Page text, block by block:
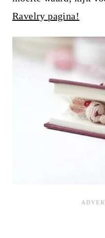
Ravelry pagina!